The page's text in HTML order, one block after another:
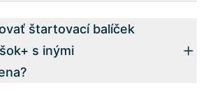
štartovací balíček
s inými